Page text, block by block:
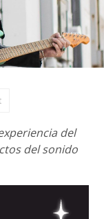
del
del sonido